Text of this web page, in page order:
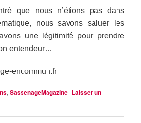
que nous n’étions pas dans
nous savons saluer les
une légitimité pour prendre
entendeur…
encommun.fr
,SassenageMagazine | Laisser un